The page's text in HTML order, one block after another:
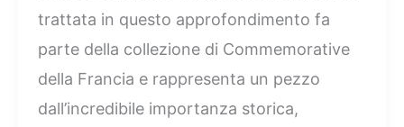
trattata in questo approfondimento fa
parte della collezione di Commemorative
della Francia e rappresenta un pezzo
dall’incredibile importanza storica,